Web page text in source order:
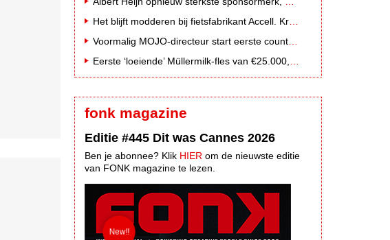
Eerste ‘loeiende’ Müllermilk-fles van €25.000,- gevonden
fonk magazine
Editie #445 Dit was Cannes 2026
Ben je abonnee? Klik HIER om de nieuwste editie
van FONK magazine te lezen.